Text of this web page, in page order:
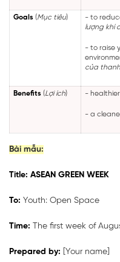
Goals (Mục tiêu) - to
lượng khí
- to raise
của
Benefits (Lợi ích) - healthier
- a
Bài mẫu:
Title: ASEAN GREEN WEEK
To: Youth: Open Space
Time: The first week of
Prepared by: [Your name]